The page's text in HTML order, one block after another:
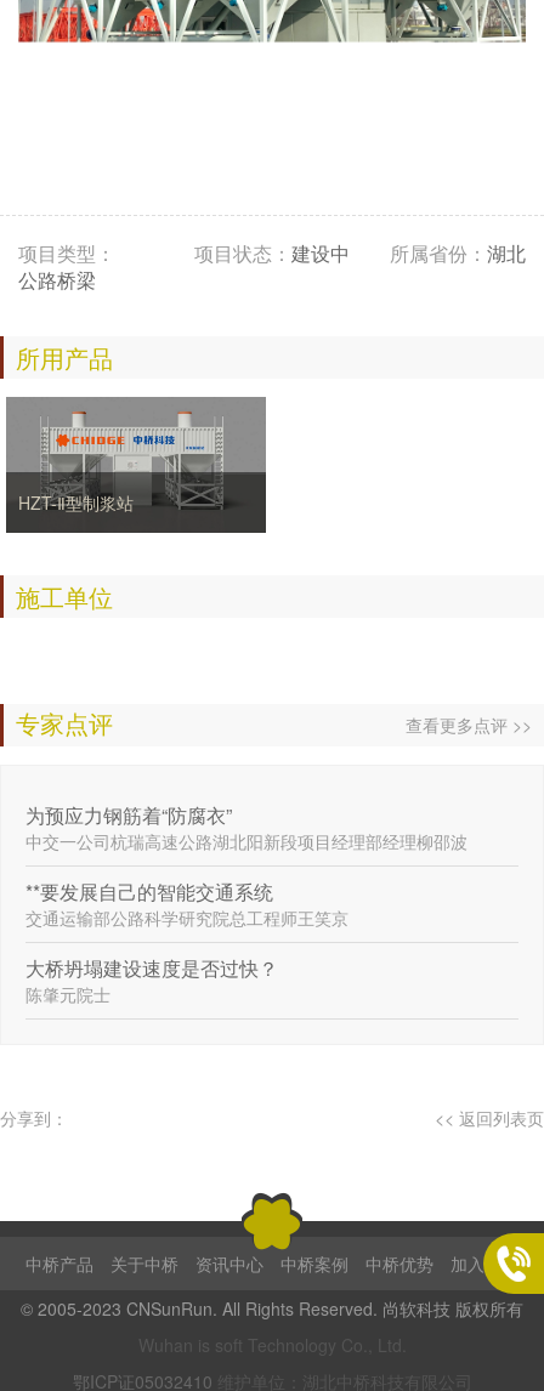
项目类型：
公路桥梁
项目状态： 建设中 所属省份： 湖北
所用产品
HZT-Ⅱ型制浆站
施工单位
专家点评 查看更多点评 >>
为预应力钢筋着“防腐衣”
中交一公司杭瑞高速公路湖北阳新段项目经理部经理柳邵波
**要发展自己的智能交通系统
交通运输部公路科学研究院总工程师王笑京
大桥坍塌建设速度是否过快？
陈肇元院士
分享到： << 返回列表页
中桥产品 关于中桥 资讯中心 中桥案例 中桥优势
加入我们
© 2005-2023 CNSunRun. All Rights Reserved. 尚软科技 版权所有
Wuhan is soft Technology Co., Ltd.
鄂ICP证05032410
维护单位：湖北中桥科技有限公司
